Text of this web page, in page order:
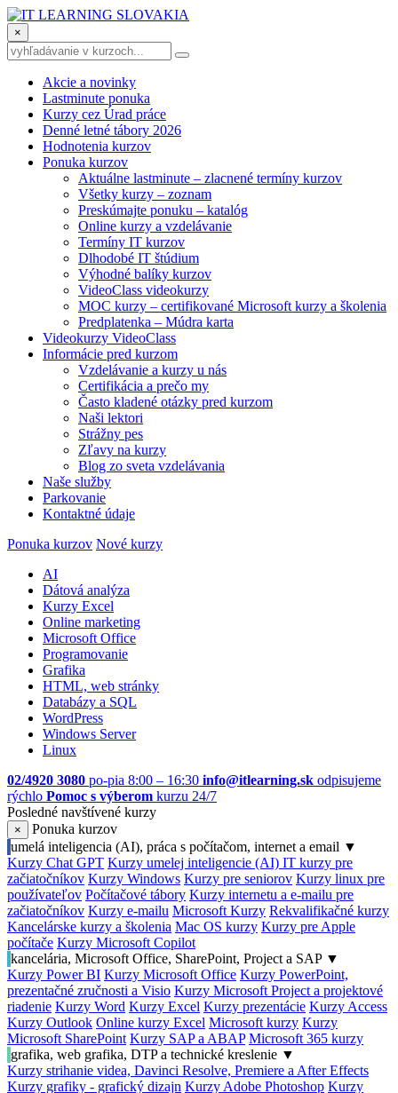
×
Akcie a novinky
Lastminute ponuka
Kurzy cez Úrad práce
Denné letné tábory 2026
Hodnotenia kurzov
Ponuka kurzov
Aktuálne lastminute – zlacnené termíny kurzov
Všetky kurzy – zoznam
Preskúmajte ponuku – katalóg
Online kurzy a vzdelávanie
Termíny IT kurzov
Dlhodobé IT štúdium
Výhodné balíky kurzov
VideoClass videokurzy
MOC kurzy – certifikované Microsoft kurzy a školenia
Predplatenka – Múdra karta
Videokurzy VideoClass
Informácie pred kurzom
Vzdelávanie a kurzy u nás
Certifikácia a prečo my
Často kladené otázky pred kurzom
Naši lektori
Strážny pes
Zľavy na kurzy
Blog zo sveta vzdelávania
Naše služby
Parkovanie
Kontaktné údaje
Ponuka kurzov Nové kurzy
AI
Dátová analýza
Kurzy Excel
Online marketing
Microsoft Office
Programovanie
Grafika
HTML, web stránky
Databázy a SQL
WordPress
Windows Server
Linux
02/4920 3080 po-pia 8:00 – 16:30 info@itlearning.sk odpisujeme
rýchlo Pomoc s výberom kurzu 24/7
Posledné navštívené kurzy
×
Ponuka kurzov
umelá inteligencia (AI), práca s počítačom, internet a email ▼
Kurzy Chat GPT Kurzy umelej inteligencie (AI) IT kurzy pre
začiatočníkov Kurzy Windows Kurzy pre seniorov Kurzy linux pre
používateľov Počítačové tábory Kurzy internetu a e-mailu pre
začiatočníkov Kurzy e-mailu Microsoft Kurzy Rekvalifikačné kurzy
Kancelárske kurzy a školenia Mac OS kurzy Kurzy pre Apple
počítače Kurzy Microsoft Copilot
kancelária, Microsoft Office, SharePoint, Project a SAP ▼
Kurzy Power BI Kurzy Microsoft Office Kurzy PowerPoint,
prezentačné zručnosti a Visio Kurzy Microsoft Project a projektové
riadenie Kurzy Word Kurzy Excel Kurzy prezentácie Kurzy Access
Kurzy Outlook Online kurzy Excel Microsoft kurzy Kurzy
Microsoft SharePoint Kurzy SAP a ABAP Microsoft 365 kurzy
grafika, web grafika, DTP a technické kreslenie ▼
Kurzy strihanie videa, Davinci Resolve, Premiere a After Effects
Kurzy grafiky - grafický dizajn Kurzy Adobe Photoshop Kurzy